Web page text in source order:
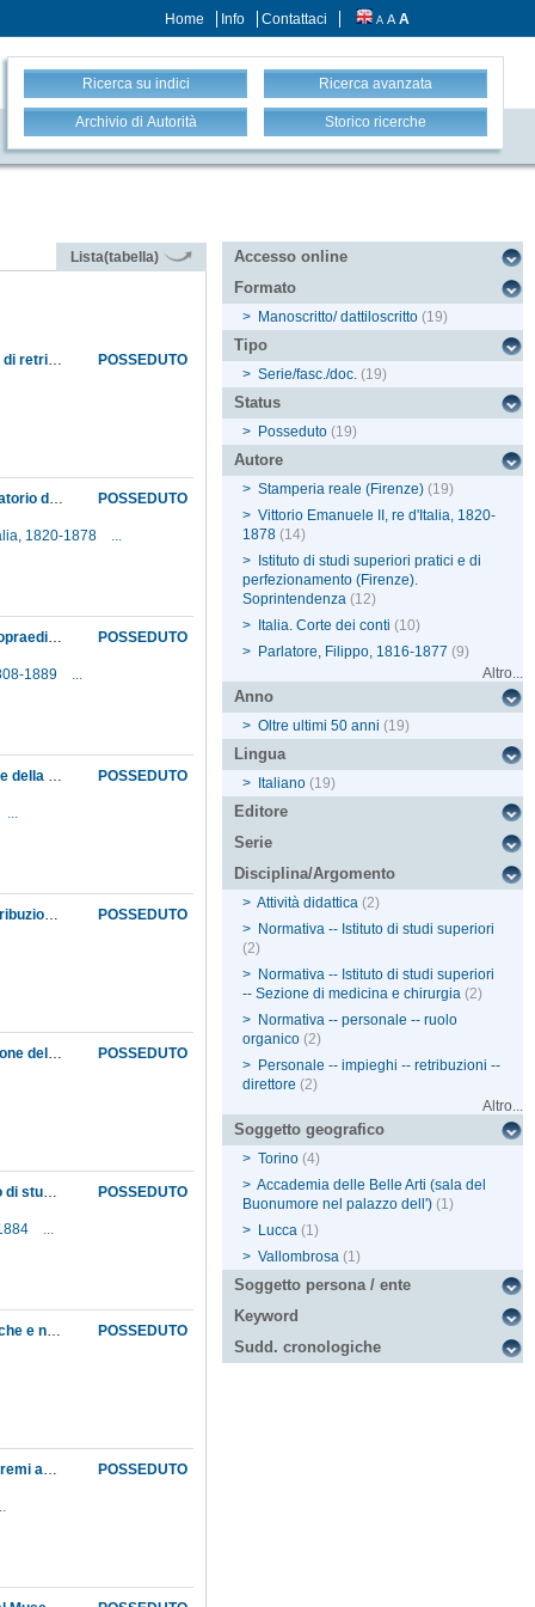
Home Info Contattaci A A A
Ricerca su indici Ricerca avanzata
Archivio di Autorità Storico ricerche
Lista(tabella)
POSSEDUTO
Approvazione con regio decreto del nuovo organico dell'Istituto di studi superiori. Aumenti di retribuzione ai professori ordinari della Sezione di scienze fisiche e naturali, i cui stipendi vengono adeguati a quelli delle più importanti università italiane; rinuncia allo stipendio da parte del professore Angelo Vegni, che potrà comunque continuare a tenere corsi di lezioni e la direzione del gabinetto attinente alla cattedra, a favore del quale continuerà ad essere erogata la dotazione annua necessaria al suo mantenimento ed incremento
POSSEDUTO
Autorizzazione della spesa per l'istallazione del refrattore acromatico di Amici nell'osservatorio del Museo di fisica e storia naturale
1820-1878
...
POSSEDUTO
Avviso dell'asta che si terrà il 10 dicembre per l'assegnazione dell'appalto dei lavori per sopraedificare un piano al tepidario del giardino botanico del Museo
1889
...
POSSEDUTO
Circolare della Pubblica istruzione che, in conseguenza della soppressione delle Segreterie della pubblica istruzione di Firenze, Napoli e Palermo, fissa le regole da seguire per le spese da fare su fondi iscritti nel bilancio statale e, per quanto riguarda la gestione economica dei fondi in dotazione alle Università e a Stabilimenti scientifici analoghi, raccomanda l'osservanza esatta del regolamento approvato con regio decreto del 25 agosto 1861
...
POSSEDUTO
Decreto col quale alla Sezione medico-chirurgica dell'Istituto di studi superiori è data "l'attribuzione già spettante al Collegio medico fiorentino, in quanto concerne gli esami finali del corso di studi medici, ed il conferimento del diploma di matricola per il libero esercizio della medicina e chirurgia"
POSSEDUTO
Invio al Municipio fiorentino dell'elenco nominale del personale del Museo, per la compilazione delle liste degli elettori per la formazione dei Consigli comunali e provinciali
POSSEDUTO
Nomina di Angelo Vegni a rappresentare la Sezione di scienze fisiche e naturali dell'Istituto di studi superiori nel Consiglio di perfezionamento del Museo industriale di Torino
...
POSSEDUTO
Nomina di Filippo Parlatore a direttore del Museo e presidente della Sezione di scienze fisiche e naturali dell'Istituto di studi superiori, cariche da lui ricoperte interinalmente dopo la morte del precedente titolare Carlo Matteucci. Abrogazione del decreto del 23 ottobre 1865, che dichiarava onorifiche le cariche suddette, e fissazione per le medesime di uno stipendio annuo di lire millecinquecento
POSSEDUTO
Notificazione, da parte del prefetto, della cerimonia pubblica con cui verranno distribuiti i premi assegnati dalla Giuria internazionale ai partecipanti all'Esposizione londinese del 1862 provenienti dalla provincia di Firenze, fra i quali il Museo
Accesso online
Formato
> Manoscritto/ dattiloscritto (19)
Tipo
> Serie/fasc./doc. (19)
Status
> Posseduto (19)
Autore
> Stamperia reale (Firenze) (19)
> Vittorio Emanuele II, re d'Italia, 1820-
1878 (14)
>
Istituto di studi superiori pratici e di
perfezionamento (Firenze).
Soprintendenza (12)
>
Italia. Corte dei conti (10)
> Parlatore, Filippo, 1816-1877 (9)
Altro...
Anno
> Oltre ultimi 50 anni (19)
Lingua
> Italiano (19)
Editore
Serie
Disciplina/Argomento
> Attività didattica (2)
> Normativa -- Istituto di studi superiori
(2)
> Normativa -- Istituto di studi superiori
-- Sezione di medicina e chirurgia (2)
> Normativa -- personale -- ruolo
organico (2)
> Personale -- impieghi -- retribuzioni --
direttore (2)
Altro...
Soggetto geografico
> Torino (4)
> Accademia delle Belle Arti (sala del
Buonumore nel palazzo dell') (1)
> Lucca (1)
> Vallombrosa (1)
Soggetto persona / ente
Keyword
Sudd. cronologiche